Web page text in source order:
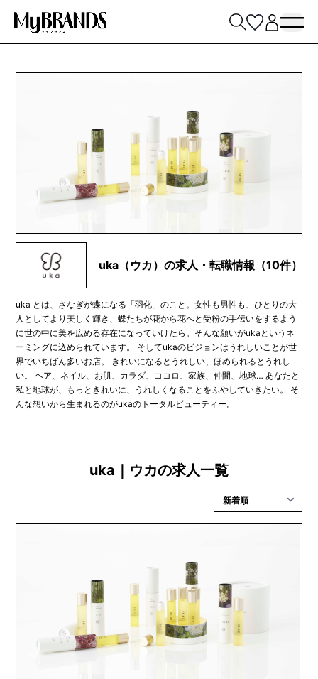
uka（ウカ）の求人・転職情報（10件）
uka とは、さなぎが蝶になる「羽化」のこと。女性も男性も、ひとりの大
人としてより美しく輝き、蝶たちが花から花へと受粉の手伝いをするよう
に世の中に美を広める存在になっていけたら。そんな願いがukaというネ
ーミングに込められています。 そしてukaのビジョンはうれしいことが世
界でいちばん多いお店。 きれいになるとうれしい、ほめられるとうれし
い。 ヘア、ネイル、お肌、カラダ、ココロ、家族、仲間、地球… あなたと
私と地球が、もっときれいに、うれしくなることをふやしていきたい。 そ
んな想いから生まれるのがukaのトータルビューティー。
uka｜ウカの求人一覧